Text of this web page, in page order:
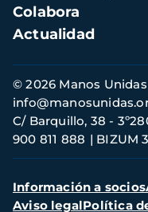
Colabora
Actualidad
Información
de
contacto
© 2026 Manos Unidas
C/ Barquillo, 38 -
900 811 888
BIZUM
Menú
secundario
Información a socios
Aviso legalPolítica